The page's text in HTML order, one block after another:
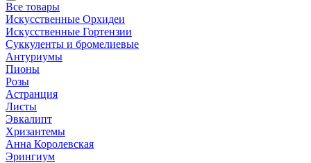
Все товары
Искусственные Орхидеи
Искусственные Гортензии
Суккуленты и бромелиевые
Антуриумы
Пионы
Розы
Астранция
Листы
Эвкалипт
Хризантемы
Анна Королевская
Эрингиум